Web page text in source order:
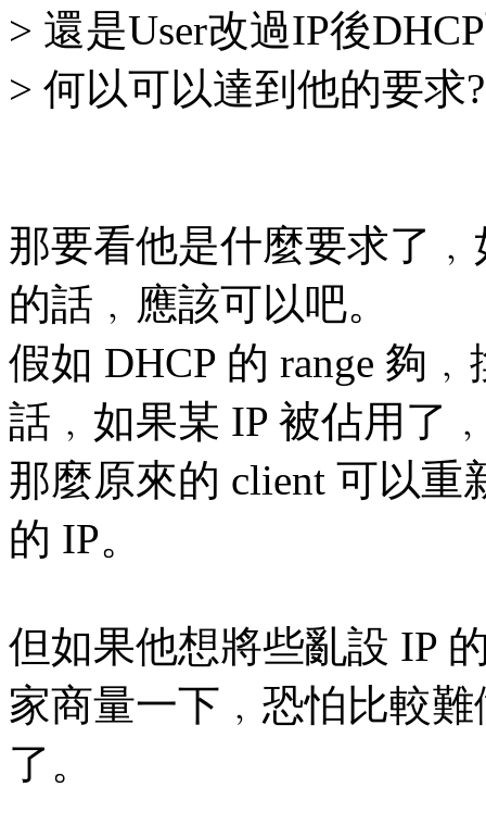
> 還是User改過IP後
> 何以可以達到他的要求
那要看他是什麼要求了
的話﹐應該可以吧。
假如 DHCP 的 range 夠
話﹐如果某 IP 被佔用了
那麼原來的 client 可以重
的 IP。
但如果他想將些亂設 IP
家商量一下﹐恐怕比較難
了。